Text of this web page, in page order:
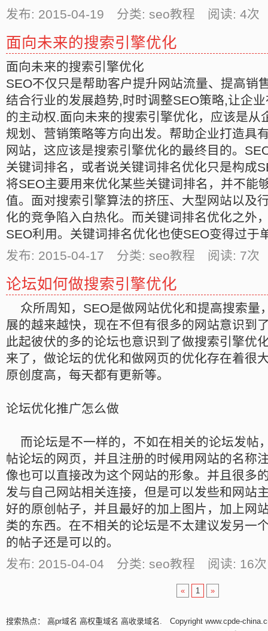
发布: 2015-04-19 分类: seo教程 阅读: 4次
面向未来的搜索引擎优化
面向未来的搜索引擎优化
SEO不仅只是帮助客户提升网站流量、提高销
结合行业的发展趋势,时时调整SEO策略,让企
的主动权.面向未来的搜索引擎优化，应该是从
规划、营销策略等方向出发。帮助企业打造具
网站，这应该是搜索引擎优化的最终目的。
关键词排名，或者说关键词排名优化只是构成
将SEO主要用来优化某些关键词排名，并不能
值。面对搜索引擎算法的挤压、大型网站以及
化的竞争陷入白热化。而关键词排名优化之外
SEO利用。关键词排名优化也使SEO变得过于
发布: 2015-04-17 分类: seo教程 阅读: 7次
论坛如何做搜索引擎优化
众所周知，SEO是做网站优化和提高搜索量
展的越来越快，现在不但有很多的网站意识到
此起彼伏的多的论坛也意识到了做搜索引擎优
来了，做论坛的优化和做网页的优化存在着很
原创度高，每天都有更新等。
论坛优化推广怎么做
而论坛是不一样的，不如在相关的论坛发帖
帖论坛的网页，并且注册的时候用网站的名称
像也可以直接改为这个网站的形象。并且很多
发与自己网站相关连接，但是可以发些和网站
好的原创帖子，并且最好的加上图片，加上网
类的东西。在不相关的论坛是不太建议发另一
的帖子还是可以的。
发布: 2015-04-04 分类: seo教程 阅读: 16
« 1 »
搜索热点： 高pr域名 高权重域名 高收录域名 . Copyright www.cpde-